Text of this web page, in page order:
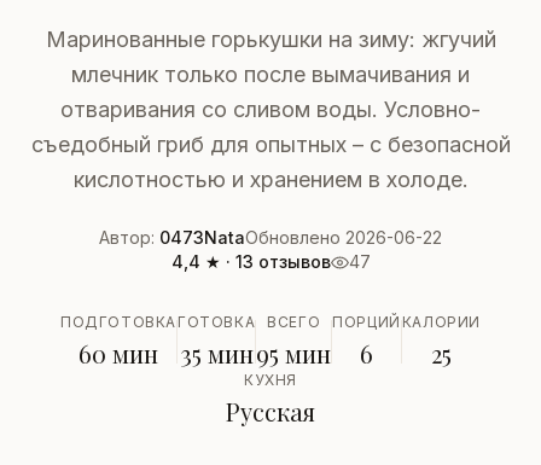
Маринованные горькушки на зиму: жгучий
млечник только после вымачивания и
отваривания со сливом воды. Условно-
съедобный гриб для опытных – с безопасной
кислотностью и хранением в холоде.
Автор: 0473NataОбновлено 2026-06-22
4,4 ★ · 13 отзывов
47
ПОДГОТОВКА
60 мин
ГОТОВКА
35 мин
ВСЕГО
95 мин
ПОРЦИЙ
6
КАЛОРИИ
25
КУХНЯ
Русская